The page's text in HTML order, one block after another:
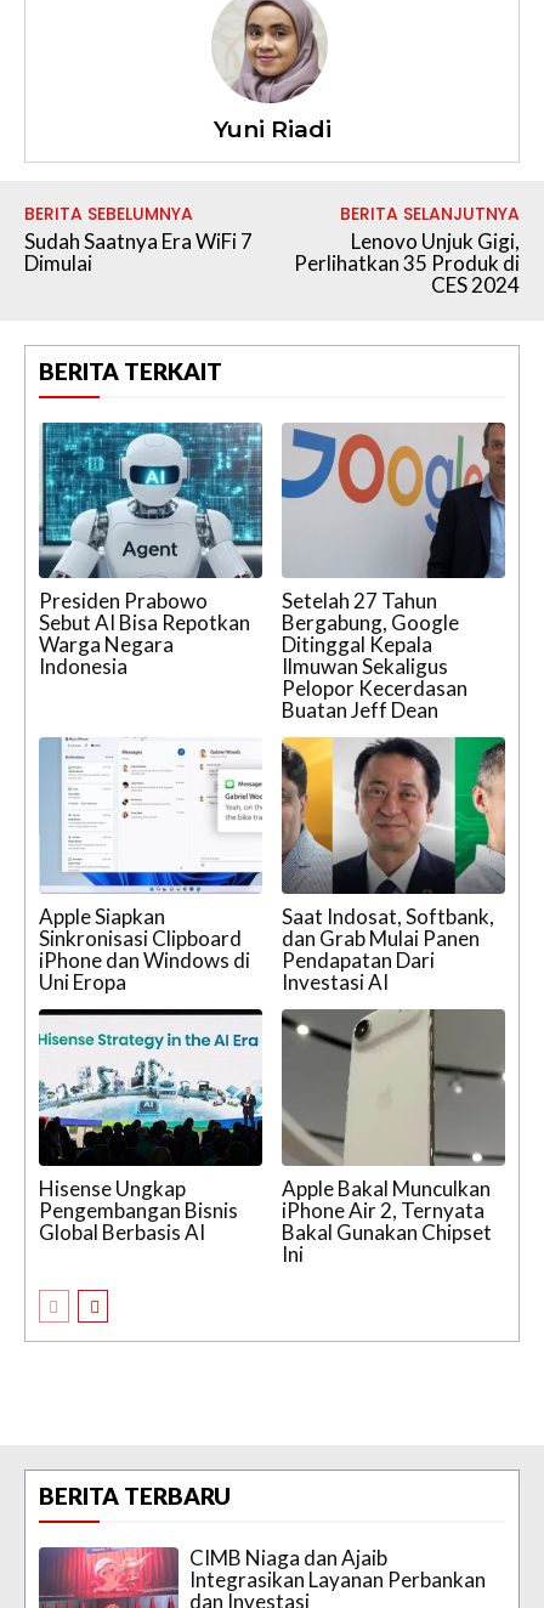
Yuni Riadi
BERITA SEBELUMNYA
Sudah Saatnya Era WiFi 7
Dimulai
BERITA SELANJUTNYA
Lenovo Unjuk Gigi,
Perlihatkan 35 Produk di
CES 2024
BERITA TERKAIT
Presiden Prabowo
Sebut AI Bisa Repotkan
Warga Negara
Indonesia
Setelah 27 Tahun
Bergabung, Google
Ditinggal Kepala
Ilmuwan Sekaligus
Pelopor Kecerdasan
Buatan Jeff Dean
Apple Siapkan
Sinkronisasi Clipboard
iPhone dan Windows di
Uni Eropa
Saat Indosat, Softbank,
dan Grab Mulai Panen
Pendapatan Dari
Investasi AI
Hisense Ungkap
Pengembangan Bisnis
Global Berbasis AI
Apple Bakal Munculkan
iPhone Air 2, Ternyata
Bakal Gunakan Chipset
Ini
BERITA TERBARU
CIMB Niaga dan Ajaib
Integrasikan Layanan Perbankan
dan Investasi